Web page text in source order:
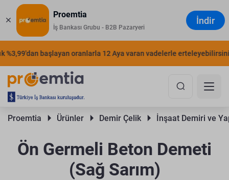
Proemtia
İş Bankası Grubu - B2B Pazaryeri
İndir
başlayan oranlarla 12 Aya varan vadelerle erteleyebilirsiniz.
Proemtia Ürünler Demir Çelik İnşaat Demiri ve
Ön Germeli Beton Demeti
(Sağ Sarım)